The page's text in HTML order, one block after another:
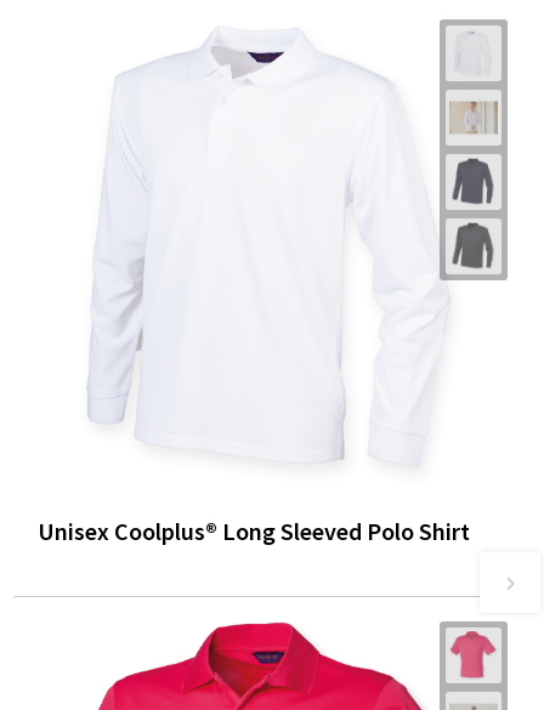
Unisex Coolplus® Long Sleeved Polo Shirt